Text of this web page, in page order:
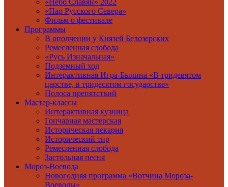
«Небо Славян» 2022
«Пар Русского Севера»
Фильм о фестивале
Программы
В ополчении у Князей Белозерских
Ремесленная слобода
«Русь Изначальная»
Подземный ход
Интерактивная Игра-Былина «В тридевятом
царстве, в тридесятом государстве»
Полоса препятствий
Мастер-классы
Интерактивная кузница
Гончарная мастерская
Историческая пекарня
Исторический тир
Ремесленная слобода
Застольная песня
Мороз-Воевода
Новогодняя программа «Вотчина Мороза-
Воеводы»